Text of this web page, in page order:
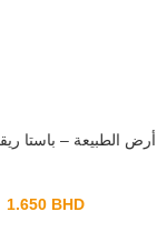
1.650 BHD